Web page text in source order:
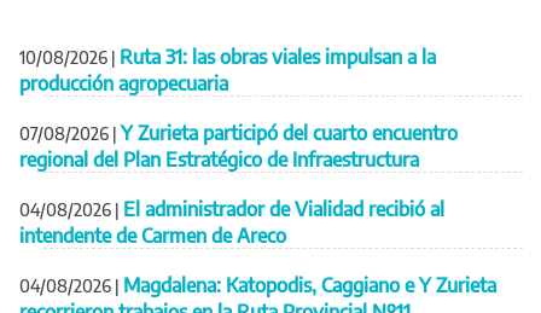
producción agropecuaria
regional del Plan Estratégico de Infraestructura
intendente de Carmen de Areco
recorrieron trabajos en la Ruta Provincial Nº11